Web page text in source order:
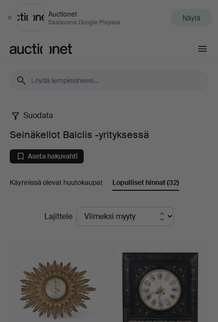
Sulje
Auctionet
Saatavana Google Playssa Näytä
Seinäkellot
Balclis
yrityksessä
Suodata
Seinäkellot Balclis -yrityksessä
Aseta hakuvahti
Käynnissä olevat huutokaupat Lopulliset hinnat(32)
LopullisetLajittele